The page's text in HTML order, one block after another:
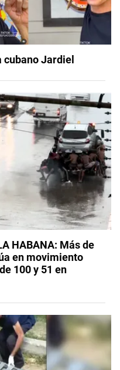
Jardiel
HABANA: Más de
en movimiento
100 y 51 en